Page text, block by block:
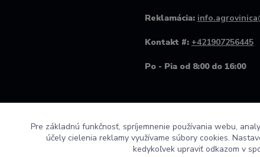
Reklamácia:
Kontakt #: +421907256445
Po - Pia od 8:00 do 16:00
Pre základnú funkčnosť, spríjemnenie používania webu,
účely cielenia reklamy využívame súbory cookies.
kedykoľvek upraviť odkazom v